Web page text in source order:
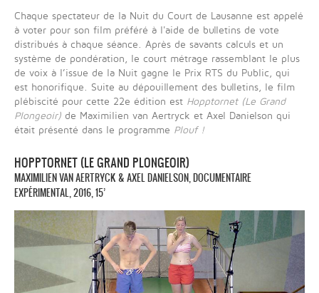
Chaque spectateur de la Nuit du Court de Lausanne est appelé
à voter pour son film préféré à l'aide de bulletins de vote
distribués à chaque séance. Après de savants calculs et un
système de pondération, le court métrage rassemblant le plus
de voix à l’issue de la Nuit gagne le Prix RTS du Public, qui
est honorifique. Suite au dépouillement des bulletins, le film
plébiscité pour cette 22e édition est Hopptornet (Le Grand
Plongeoir) de Maximilien van Aertryck et Axel Danielson qui
était présenté dans le programme Plouf !
HOPPTORNET (LE GRAND PLONGEOIR)
MAXIMILIEN VAN AERTRYCK & AXEL DANIELSON, DOCUMENTAIRE
EXPÉRIMENTAL, 2016, 15’